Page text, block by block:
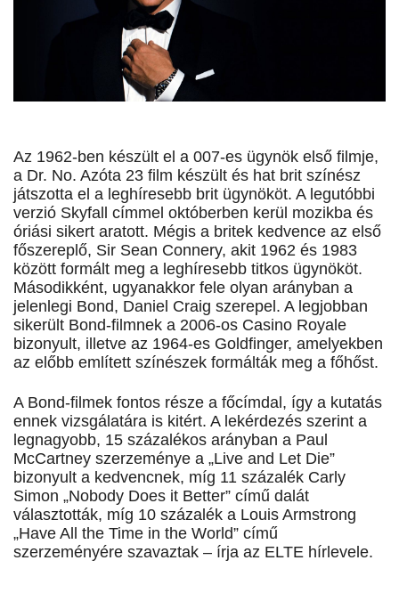
Az 1962-ben készült el a 007-es ügynök első filmje,
a Dr. No. Azóta 23 film készült és hat brit színész
játszotta el a leghíresebb brit ügynököt. A legutóbbi
verzió Skyfall címmel októberben kerül mozikba és
óriási sikert aratott. Mégis a britek kedvence az első
főszereplő, Sir Sean Connery, akit 1962 és 1983
között formált meg a leghíresebb titkos ügynököt.
Másodikként, ugyanakkor fele olyan arányban a
jelenlegi Bond, Daniel Craig szerepel. A legjobban
sikerült Bond-filmnek a 2006-os Casino Royale
bizonyult, illetve az 1964-es Goldfinger, amelyekben
az előbb említett színészek formálták meg a főhőst.
A Bond-filmek fontos része a főcímdal, így a kutatás
ennek vizsgálatára is kitért. A lekérdezés szerint a
legnagyobb, 15 százalékos arányban a Paul
McCartney szerzeménye a „Live and Let Die”
bizonyult a kedvencnek, míg 11 százalék Carly
Simon „Nobody Does it Better” című dalát
választották, míg 10 százalék a Louis Armstrong
„Have All the Time in the World” című
szerzeményére szavaztak – írja az ELTE hírlevele.